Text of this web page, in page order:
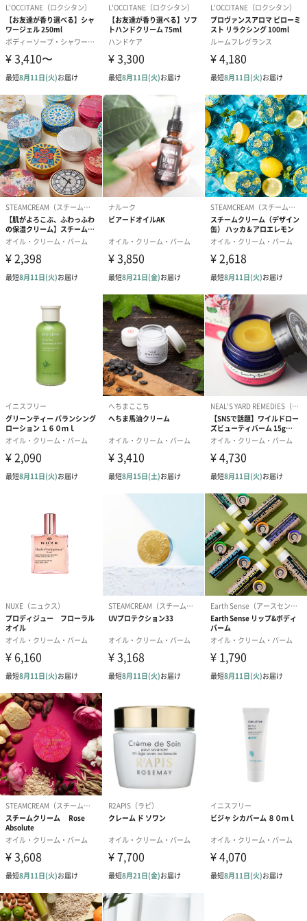
「ロクシタン」はオーセンティシティ（信憑性）、リスペクト
（尊敬）、センソリアリティ（感覚）というシンプルな価値観を
大切にしています。これらは単なる方針ではなく、長年にわたっ
て数多くの重要な決断に影響を与えてきた「ロクシタン」のコミ
ットメントです。
「守ること」そして「後世へ伝承すること」という2つの願いをも
とに、私たちは活動をそれぞれ選択しています。この2つの願いこ
そが、「ロクシタン」ブランドに生命力と意味、目的を与えてい
ます。
家族みんなで使える、マルチなシアバターバーム
顔や身体だけでなく、髪にもお使いいただける「ピュアSバター」
は、100%オーガニックのシアを使用したマルチな保湿バーム。シ
アの実からとれるシアバターは、肌や髪が必要とするオレイン酸
や美容成分が豊富に含まれています。
季節問わずご使用いただける、おすすめなスキンケアアイテム。
毎日頑張る自分へのご褒美に、大切な方への贈り物にいかがでし
商品詳細情報
商品本体重量
／内容量
製造国
保存方法
(1)使用後は必ずしっかり蓋をしめてください。(2)乳幼
児の手の届かないところに保管してください。(3)極端
に高温または低温の場所、直射日光のあたる場所には
保管しないでください。
使用上の注
意・使用方法
○お肌に異常が生じていないか、よく注意して使用して
に赤み、はれ、かゆみ、刺激、色抜け(白斑等)や黒ず
み等の症状があらわれた場合は使用を中止してくださ
い。そのまま化粧品の使用を続けますと、症状を悪化
させることがありますので、皮膚科専門医等にご相談
されることをおすすめします。○傷やはれもの、湿疹
等、異常のある部位にはお使いにならないでくださ
い。○目に入らないようにご注意ください。目に入った
場合は、直ちに洗い流してください。
成分
シア脂､トコフェロール (2)
お届けからの
使用期限
シールに記載あり
留意事項 こちらの商品は並行輸入品です。